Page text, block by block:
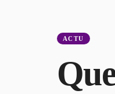
ACTU